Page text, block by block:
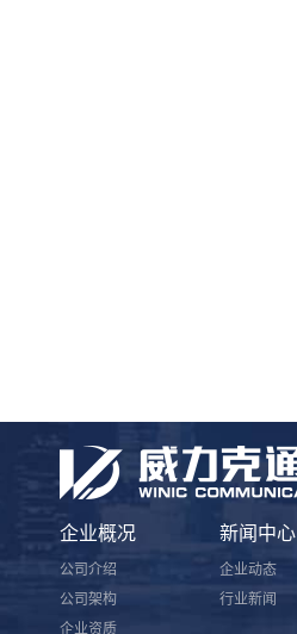
企业概况
公司介绍
公司架构
企业资质
新闻中心
企业动态
行业新闻